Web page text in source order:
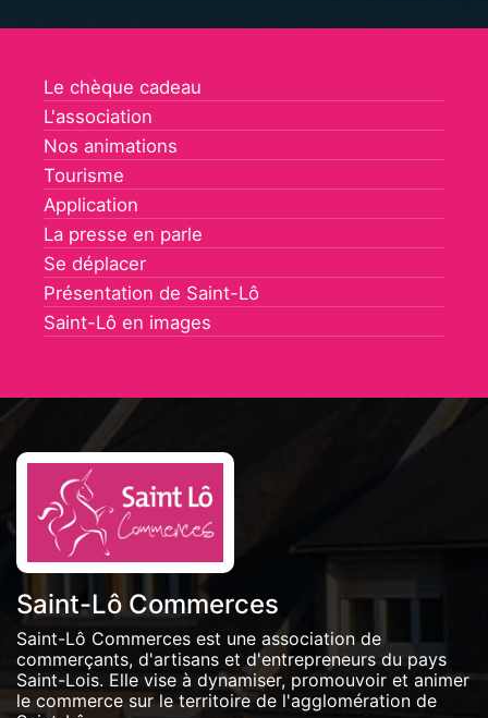
Le chèque cadeau
L'association
Nos animations
Tourisme
Application
La presse en parle
Se déplacer
Présentation de Saint-Lô
Saint-Lô en images
Saint-Lô Commerces
Saint-Lô Commerces est une association de
commerçants, d'artisans et d'entrepreneurs du pays
Saint-Lois. Elle vise à dynamiser, promouvoir et animer
le commerce sur le territoire de l'agglomération de